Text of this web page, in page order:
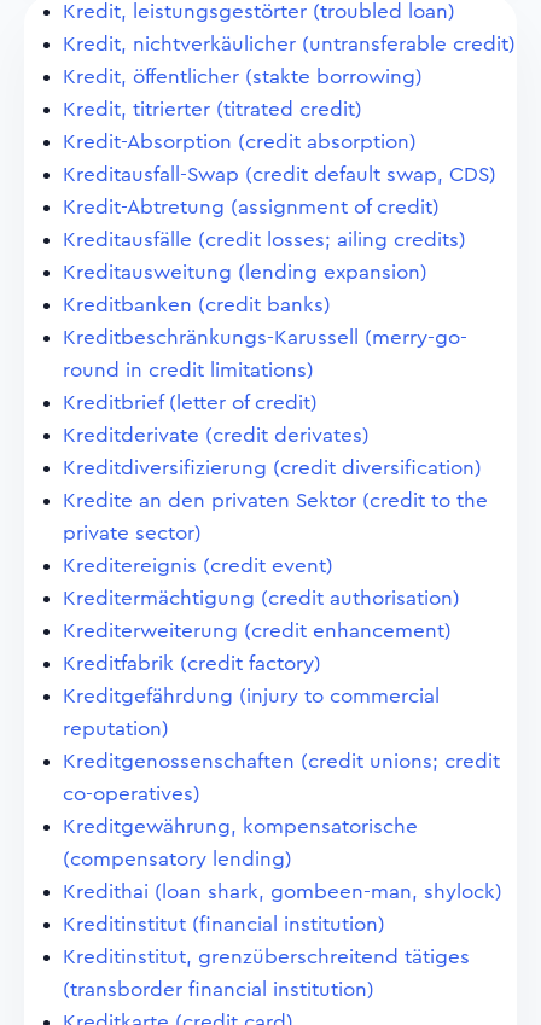
Kredit, leistungsgestörter (troubled loan)
Kredit, nichtverkäulicher (untransferable credit)
Kredit, öffentlicher (stakte borrowing)
Kredit, titrierter (titrated credit)
Kredit-Absorption (credit absorption)
Kreditausfall-Swap (credit default swap, CDS)
Kredit-Abtretung (assignment of credit)
Kreditausfälle (credit losses; ailing credits)
Kreditausweitung (lending expansion)
Kreditbanken (credit banks)
Kreditbeschränkungs-Karussell (merry-go-
round in credit limitations)
Kreditbrief (letter of credit)
Kreditderivate (credit derivates)
Kreditdiversifizierung (credit diversification)
Kredite an den privaten Sektor (credit to the
private sector)
Kreditereignis (credit event)
Kreditermächtigung (credit authorisation)
Krediterweiterung (credit enhancement)
Kreditfabrik (credit factory)
Kreditgefährdung (injury to commercial
reputation)
Kreditgenossenschaften (credit unions; credit
co-operatives)
Kreditgewährung, kompensatorische
(compensatory lending)
Kredithai (loan shark, gombeen-man, shylock)
Kreditinstitut (financial institution)
Kreditinstitut, grenzüberschreitend tätiges
(transborder financial institution)